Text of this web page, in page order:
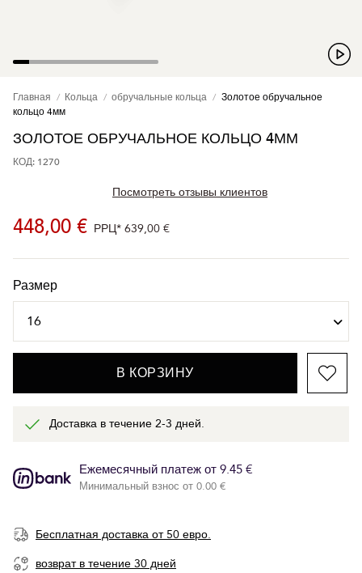
Главная Кольца обручальные кольца
Золотое обручальное
кольцо 4мм
ЗОЛОТОЕ ОБРУЧАЛЬНОЕ КОЛЬЦО 4ММ
КОД: 1270
Посмотреть отзывы клиентов
448,00 € РРЦ* 639,00 €
Размер
В КОРЗИНУ
Доставка в течение 2-3 дней.
Ежемесячный платеж от 9.45 €
Минимальный взнос от 0.00 €
Бесплатная доставка от 50 евро.
возврат в течение 30 дней